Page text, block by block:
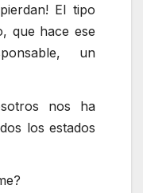
El tipo
que hace ese
un
nos ha
los estados